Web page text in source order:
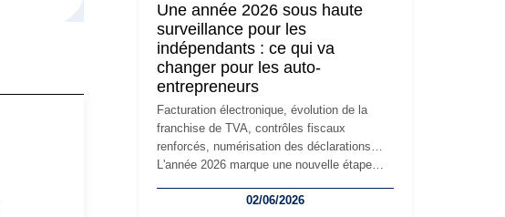
siège social répond souvent à une nouvelle
étape de la vie de l'entreprise et implique
plusieurs formalités obligatoires.
Une année 2026 sous haute
surveillance pour les
indépendants : ce qui va
changer pour les auto-
entrepreneurs
Facturation électronique, évolution de la
franchise de TVA, contrôles fiscaux
renforcés, numérisation des déclarations…
L'année 2026 marque une nouvelle étape
travailleurs indépendants. Si le régime de la
02/06/2026